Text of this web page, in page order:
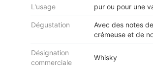
L'usage pur ou pour une
Dégustation
Avec des notes
crémeuse et de
Désignation
commerciale
Whisky